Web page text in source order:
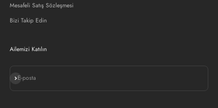
Mesafeli Satış Sözleşmesi
Bizi Takip Edin
Ailemizi Katılın
E-posta
Abone ol